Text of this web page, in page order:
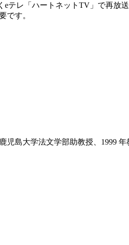
テレ「ハートネットTV」で再放
です。
島大学法文学部助教授、1999